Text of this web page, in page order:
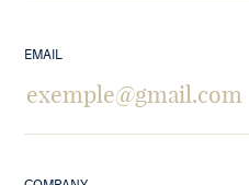
EMAIL